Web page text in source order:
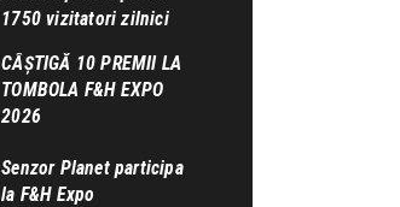
1750 vizitatori zilnici
CÂȘTIGĂ 10 PREMII LA
TOMBOLA F&H EXPO
2026
Senzor Planet participa
la F&H Expo